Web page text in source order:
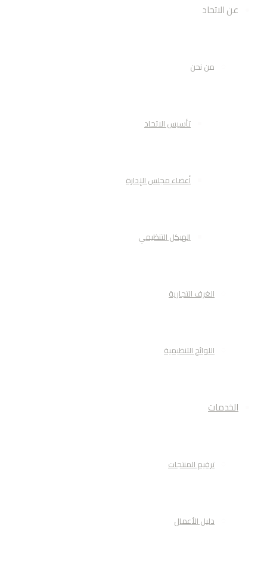
عن الاتحاد
من نحن
تأسيس الاتحاد
أعضاء مجلس الإدارة
الهيكل التنظيمي
الغرف التجارية
اللوائح التنظيمية
الخدمات
ترقيم المنتجات
دليل الأعمال